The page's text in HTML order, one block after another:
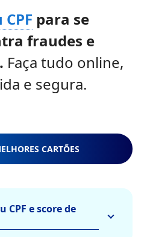
para se
fraudes e
Faça tudo online,
e segura.
CARTÕES
CPF e score de